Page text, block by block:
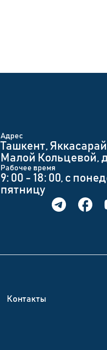
Адрес
Ташкент,
Малой Кольцевой,
Рабочее время
9: 00 - 18: 00, с
пятницу
Контакты